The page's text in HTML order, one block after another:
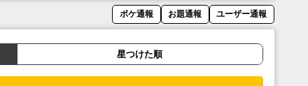
ボケ通報 お題通報 ユーザー通報
星つけた順